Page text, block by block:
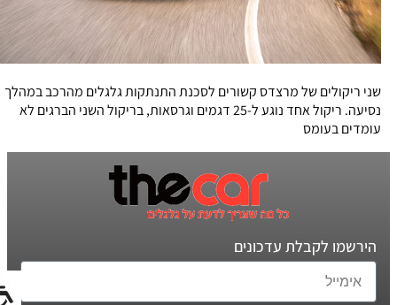
שני ריקולים של מרצדס קשורים לסכנת התנתקות גלגלים מהרכב במהלך
נסיעה. ריקול אחד נוגע ל-25 דגמים וגרסאות, בריקול השני הברגים לא
עומדים בעומס
הירשמו לקבלת עדכונים